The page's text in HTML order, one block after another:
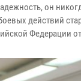
он
действий
Федерации